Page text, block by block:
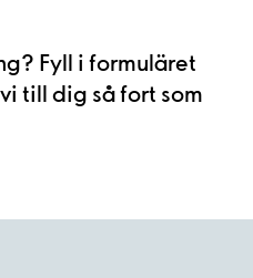
Fyll i formuläret
till dig så fort som